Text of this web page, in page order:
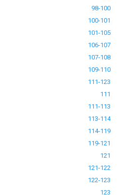
98-100
100-101
101-105
106-107
107-108
109-110
111-123
111
111-113
113-114
114-119
119-121
121
121-122
122-123
123